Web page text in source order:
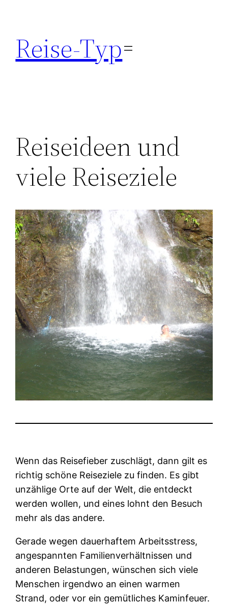
springen
Reise-Typ
Reiseideen und
viele Reiseziele
Wenn das Reisefieber zuschlägt, dann gilt es
richtig schöne Reiseziele zu finden. Es gibt
unzählige Orte auf der Welt, die entdeckt
werden wollen, und eines lohnt den Besuch
mehr als das andere.
Gerade wegen dauerhaftem Arbeitsstress,
angespannten Familienverhältnissen und
anderen Belastungen, wünschen sich viele
Menschen irgendwo an einen warmen
Strand, oder vor ein gemütliches Kaminfeuer.